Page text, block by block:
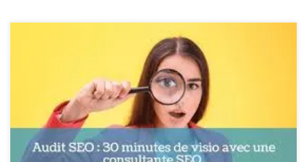
Article sur l’audit référencement gratuit L’importance de l’audit
référencement gratuit pour votre site web L’optimisation du
référencement d’un site web est essentielle pour améliorer sa
visibilité en ligne et attirer un trafic qualifié. Un audit
référencement gratuit est un outil précieux qui permet d’évaluer
la performance de votre site et […]